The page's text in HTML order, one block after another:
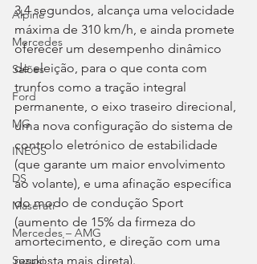
Alpine
Mercedes
Salões
Ford
MG
INEOS
DS
Maserati
Mercedes – AMG
Suzuki
3,4 segundos, alcança uma velocidade
máxima de 310 km/h, e ainda promete
oferecer um desempenho dinâmico
de eleição, para o que conta com
trunfos como a tração integral
permanente, o eixo traseiro direcional,
uma nova configuração do sistema de
controlo eletrónico de estabilidade
(que garante um maior envolvimento
ao volante), e uma afinação específica
do modo de condução Sport
(aumento de 15% da firmeza do
amortecimento, e direção com uma
resposta mais direta).